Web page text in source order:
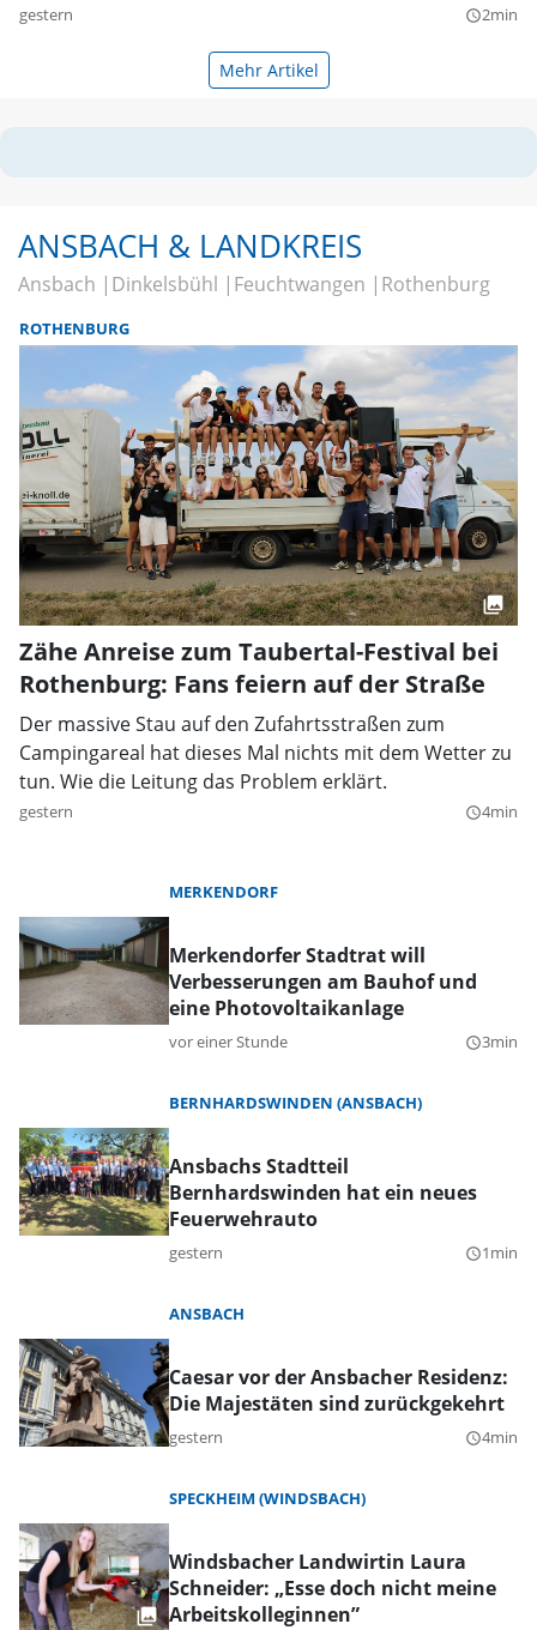
gestern query_builder2min
Mehr Artikel
ANSBACH & LANDKREIS
Ansbach Dinkelsbühl Feuchtwangen Rothenburg
ROTHENBURG
Zähe Anreise zum Taubertal-Festival bei
Rothenburg: Fans feiern auf der Straße
Der massive Stau auf den Zufahrtsstraßen zum
Campingareal hat dieses Mal nichts mit dem Wetter zu
tun. Wie die Leitung das Problem erklärt.
gestern query_builder4min
MERKENDORF
Merkendorfer Stadtrat will
Verbesserungen am Bauhof und
eine Photovoltaikanlage
vor einer Stunde query_builder3min
BERNHARDSWINDEN (ANSBACH)
Ansbachs Stadtteil
Bernhardswinden hat ein neues
Feuerwehrauto
gestern query_builder1min
ANSBACH
Caesar vor der Ansbacher Residenz:
Die Majestäten sind zurückgekehrt
gestern query_builder4min
SPECKHEIM (WINDSBACH)
Windsbacher Landwirtin Laura
Schneider: „Esse doch nicht meine
Arbeitskolleginnen”